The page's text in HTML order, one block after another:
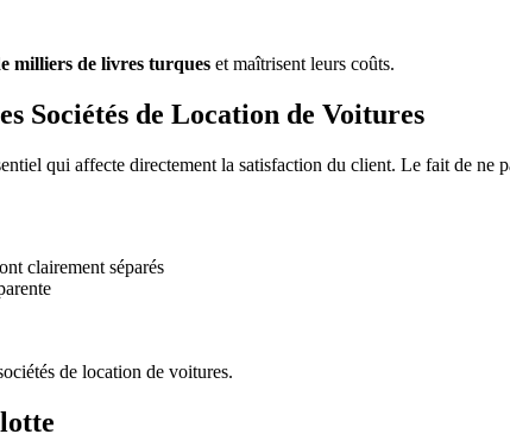
milliers de livres turques et maîtrisent leurs coûts.
Sociétés de Location de Voitures
qui affecte directement la satisfaction du client. Le fait de ne
clairement séparés
de location de voitures.